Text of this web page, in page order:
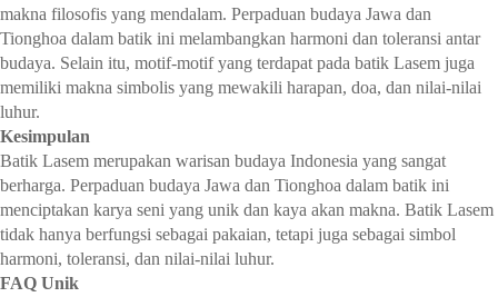
makna filosofis yang mendalam. Perpaduan budaya Jawa dan
Tionghoa dalam batik ini melambangkan harmoni dan toleransi antar
budaya. Selain itu, motif-motif yang terdapat pada batik Lasem juga
memiliki makna simbolis yang mewakili harapan, doa, dan nilai-nilai
luhur.
Kesimpulan
Batik Lasem merupakan warisan budaya Indonesia yang sangat
berharga. Perpaduan budaya Jawa dan Tionghoa dalam batik ini
menciptakan karya seni yang unik dan kaya akan makna. Batik Lasem
tidak hanya berfungsi sebagai pakaian, tetapi juga sebagai simbol
harmoni, toleransi, dan nilai-nilai luhur.
FAQ Unik